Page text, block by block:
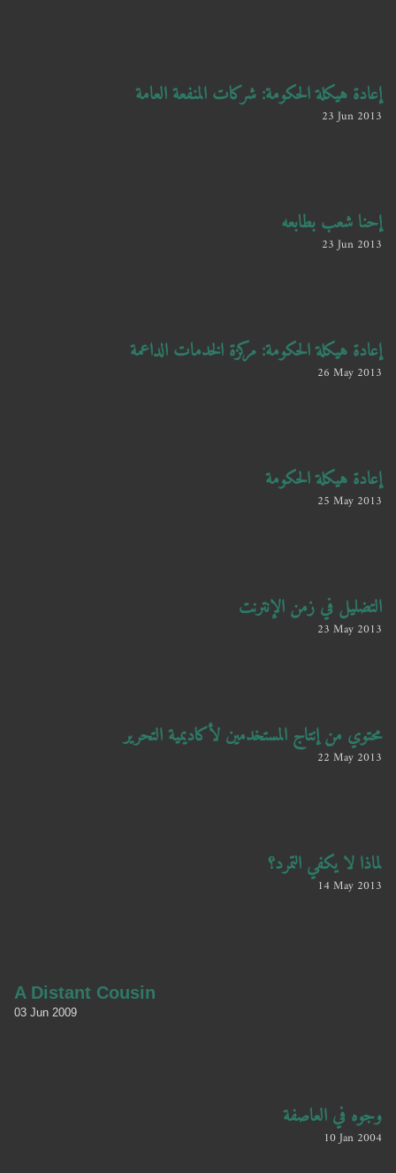
إعادة هيكلة الحكومة: شركات المنفعة العامة
23 Jun 2013
إحنا شعب بطابعه
23 Jun 2013
إعادة هيكلة الحكومة: مركزة الخدمات الداعمة
26 May 2013
إعادة هيكلة الحكومة
25 May 2013
التضليل في زمن الإنترنت
23 May 2013
محتوي من إنتاج المستخدمين لأكاديمية التحرير
22 May 2013
لماذا لا يكفي التمرد؟
14 May 2013
A Distant Cousin
03 Jun 2009
وجوه في العاصفة
10 Jan 2004